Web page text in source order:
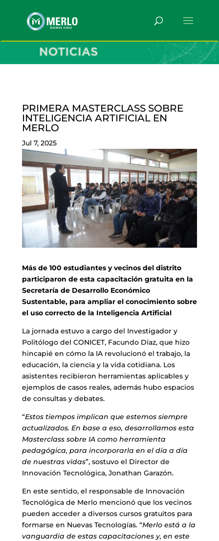
PRIMERA MASTERCLASS SOBRE
INTELIGENCIA ARTIFICIAL EN
MERLO
Jul 7, 2025
Más de 100 estudiantes y vecinos del distrito
participaron de esta capacitación gratuita en la
Secretaría de Desarrollo Económico
Sustentable, para ampliar el conocimiento sobre
el uso correcto de la Inteligencia Artificial
La jornada estuvo a cargo del Investigador y
Politólogo del CONICET, Facundo Díaz, que hizo
hincapié en cómo la IA revolucionó el trabajo, la
educación, la ciencia y la vida cotidiana. Los
asistentes recibieron herramientas aplicables y
ejemplos de casos reales, además hubo espacios
de consultas y debates.
“Estos tiempos implican que estemos siempre
actualizados. En base a eso, desarrollamos esta
Masterclass sobre IA como herramienta
pedagógica, para incorporarla en el día a día
de nuestras vidas”, sostuvo el Director de
Innovación Tecnológica, Jonathan Garazón.
En este sentido, el responsable de Innovación
Tecnológica de Merlo mencionó que los vecinos
pueden acceder a diversos cursos gratuitos para
formarse en Nuevas Tecnologías. “Merlo está a la
vanguardia de estas capacitaciones y, en este